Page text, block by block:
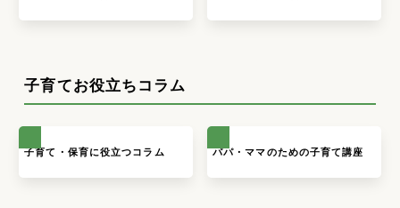
子育てお役立ちコラム
子育て・保育に役立つコラム パパ・ママのための子育て講座